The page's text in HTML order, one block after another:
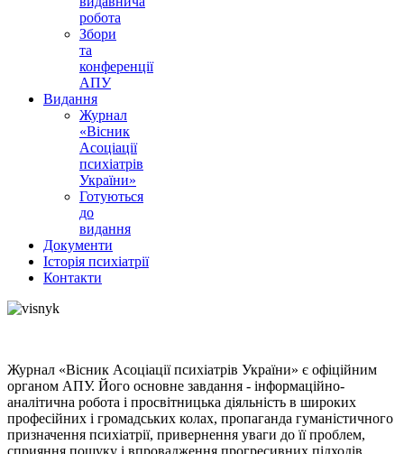
робота
Збори
та
конференції
АПУ
Видання
Журнал
«Вісник
Асоціації
психіатрів
України»
Готуються
до
видання
Документи
Історія психіатрії
Контакти
Журнал «Вісник Асоціації психіатрів України» є офіційним
органом АПУ. Його основне завдання - інформаційно-
аналітична робота і просвітницька діяльність в широких
професійних і громадських колах, пропаганда гуманістичного
призначення психіатрії, привернення уваги до її проблем,
сприяння пошуку і впровадження прогресивних підходів,